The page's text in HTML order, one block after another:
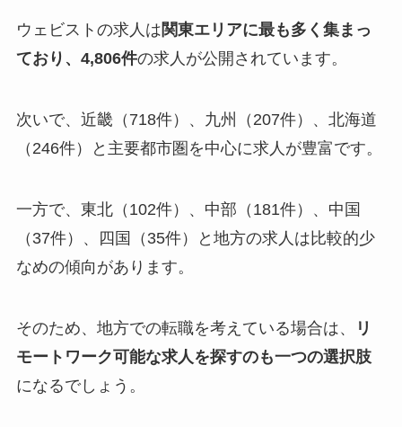
ウェビストの求人は関東エリアに最も多く集まっ
ており、4,806件の求人が公開されています。
次いで、近畿（718件）、九州（207件）、北海道
（246件）と主要都市圏を中心に求人が豊富です。
一方で、東北（102件）、中部（181件）、中国
（37件）、四国（35件）と地方の求人は比較的少
なめの傾向があります。
そのため、地方での転職を考えている場合は、
リ
モートワーク可能な求人を探すのも一つの選択肢
になるでしょう。